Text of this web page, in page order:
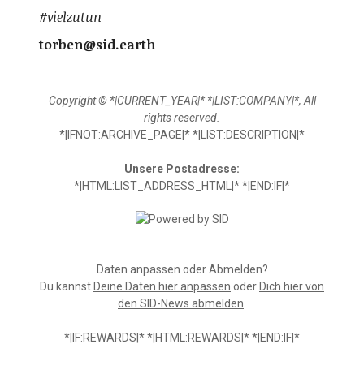
#vielzutun
torben@sid.earth
Copyright © *|CURRENT_YEAR|* *|LIST:COMPANY|*, All
rights reserved.
*|IFNOT:ARCHIVE_PAGE|* *|LIST:DESCRIPTION|*
Unsere Postadresse:
*|HTML:LIST_ADDRESS_HTML|* *|END:IF|*
Daten anpassen oder Abmelden?
Du kannst Deine Daten hier anpassen oder Dich hier von
den SID-News abmelden
*|IF:REWARDS|* *|HTML:REWARDS|* *|END:IF|*